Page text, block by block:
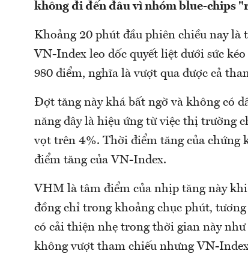
không đi đến đâu vì nhóm blue-chips
Khoảng 20 phút đầu phiên chiều nay
VN-Index leo dốc quyết liệt dưới sức
980 điểm, nghĩa là vượt qua được cả
Đợt tăng này khá bất ngờ và không có
năng đây là hiệu ứng từ việc thị trường
vọt trên 4%. Thời điểm tăng của
điểm tăng của VN-Index.
VHM là tâm điểm của nhịp tăng này
đồng chỉ trong khoảng chục phút,
có cải thiện nhẹ trong thời gian này như
không vượt tham chiếu nhưng VN-